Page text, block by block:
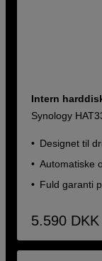
Intern
Synology
Designet til
Automatiske
Fuld garanti
5.590 DKK